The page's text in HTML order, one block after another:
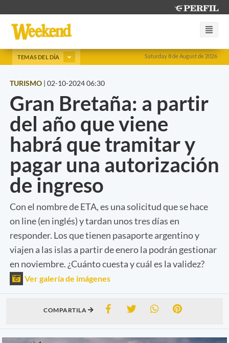
Saturday 8 de August de 2026
TEMAS DEL DÍA
TURISMO | 02-10-2024 06:30
Gran Bretaña: a partir
del año que viene
habrá que tramitar y
pagar una autorización
de ingreso
Con el nombre de ETA, es una solicitud que se hace
on line (en inglés) y tardan unos tres días en
responder. Los que tienen pasaporte argentino y
viajen a las islas a partir de enero la podrán gestionar
en noviembre. ¿Cuánto cuesta y cuál es la validez?
Ver galería de imágenes
COMPARTILA